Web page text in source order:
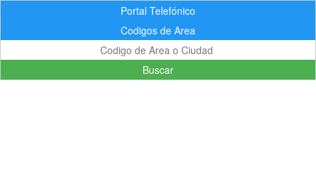
Portal Telefónico
Codigos de Area
Buscar